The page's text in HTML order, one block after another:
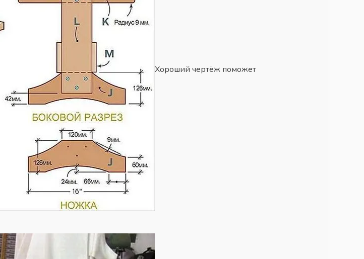
Хороший чертёж поможет